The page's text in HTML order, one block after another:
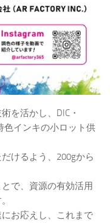
を活かし、DIC・
色インキの小ロット供
けるよう、200gから
で、資源の有効活用
お応えし、これまで